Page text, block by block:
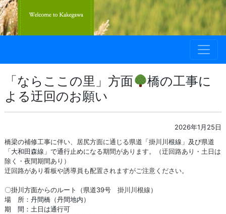
「ならここの里」方面
橋の工事に
よる迂回のお願い
2026年1月25日
橋梁の補修工事に伴い、居尻方面に通じる県道「掛川川根線」及び県道
「大和田森線」で通行止めになる期間があります。
（迂回路あり・土日は
除く・夜間期間あり）
迂回路があり看板や誘導員も配置されますがご注意ください。
〇掛川方面からのルート（県道39号 掛川川根線）
場 所：丹間橋（丹間地内）
期 間：土日は通行可